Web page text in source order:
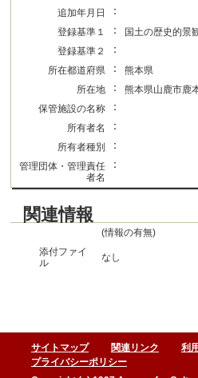
追加年月日
：
登録基準１ ：
国土の歴史的景
登録基準２
：
所在都道府県 ：
熊本県
所在地
：
熊本県山鹿市鹿
保管施設の名称
：
所有者名 ：
所有者種別 ：
管理団体・管理責任
者名
：
関連情報
(情報の有無)
添付ファイ
ル
なし
サイトマップ 関連リンク
利
プライバシーポリシー